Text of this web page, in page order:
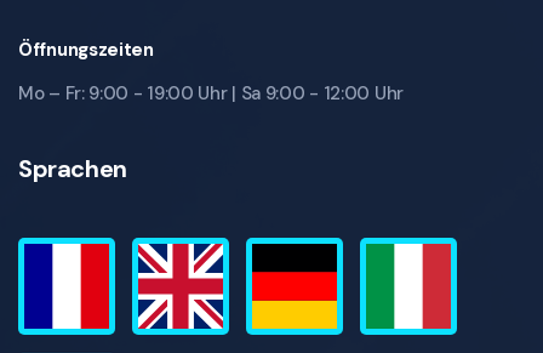
Öffnungszeiten
Mo – Fr: 9:00 - 19:00 Uhr | Sa 9:00 - 12:00 Uhr
Sprachen